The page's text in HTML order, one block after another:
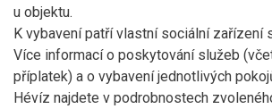
u objektu.
K vybavení patří vlastní sociální zařízení
Více informací o poskytování služeb
příplatek) a o vybavení jednotlivých
Hévíz najdete v podrobnostech